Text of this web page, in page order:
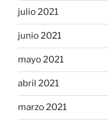
julio 2021
junio 2021
mayo 2021
abril 2021
marzo 2021